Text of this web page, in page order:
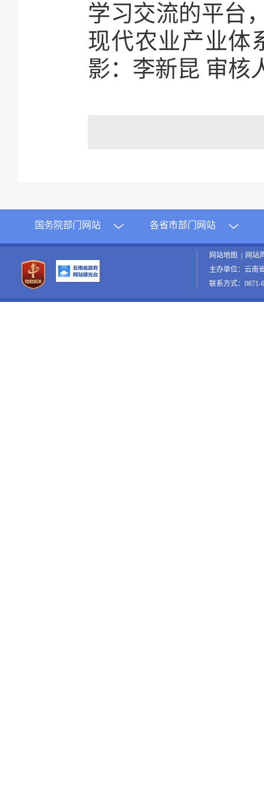
学习交流的平台
现代农业产业体
影：李新昆 审核
国务院部门网站 各省市部门网站
网站地图 | 网站
主办单位：云南
联系方式：0871-